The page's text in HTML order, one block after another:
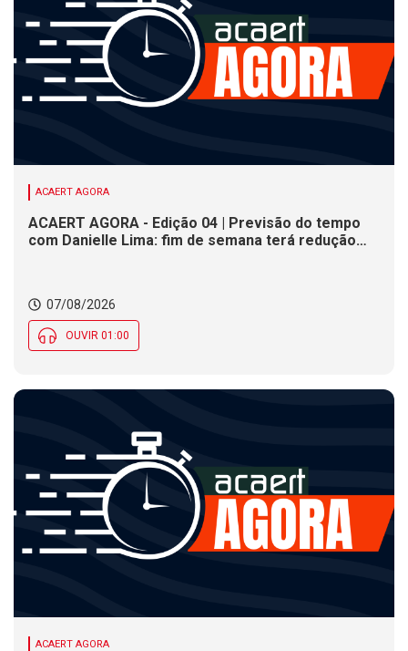
ACAERT AGORA
ACAERT AGORA - Edição 04 | Previsão do tempo
com Danielle Lima: fim de semana terá redução
07/08/2026
OUVIR 01:00
ACAERT AGORA